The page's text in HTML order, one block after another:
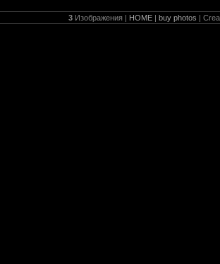
3 Изображения | HOME | buy photos |